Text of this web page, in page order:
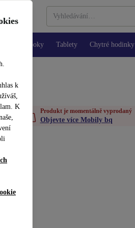
k
K
Notebooky Tablety Chytré hodinky
Produkt je momentálně vyprodaný
Objevte více Mobily bq